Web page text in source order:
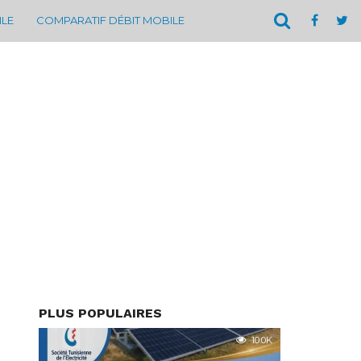
COMPARATIF DÉBIT MOBILE
PLUS POPULAIRES
10.0K